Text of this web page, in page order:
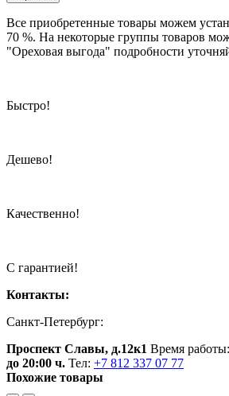
Все приобретенные товары можем
70 %. На некоторые группы товаров
"Ореховая выгода" подробности
Быстро!
Дешево!
Качественно!
С гарантией!
Контакты:
Санкт-Петербург:
Проспект Славы, д.12к1 Время работы:
до 20:00 ч. Тел: +7 812 337 07 77
Похожие товары